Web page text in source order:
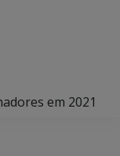
em 2021